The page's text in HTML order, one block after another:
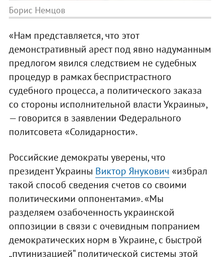
Борис Немцов
«Нам представляется, что этот
демонстративный арест под явно надуманным
предлогом явился следствием не судебных
процедур в рамках беспристрастного
судебного процесса, а политического заказа
со стороны исполнительной власти Украины»,
— говорится в заявлении Федерального
политсовета «Солидарности».
Российские демократы уверены, что
президент Украины Виктор Янукович «избрал
такой способ сведения счетов со своими
политическими оппонентами». «Мы
разделяем озабоченность украинской
оппозиции в связи с очевидным попранием
демократических норм в Украине, с быстрой
„путинизацией“ политической системы этой